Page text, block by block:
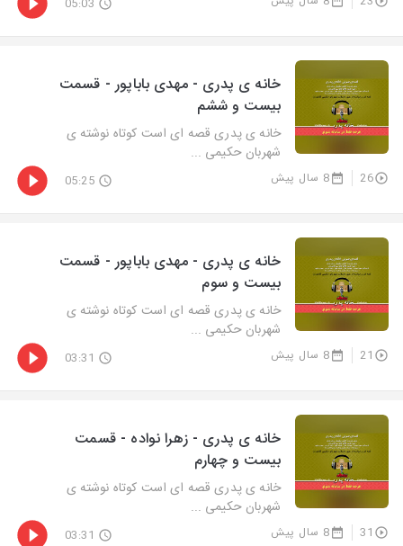
05:03
خانه ی پدری - مهدی باباپور - قسمت
بیست و ششم
خانه ی پدری قصه ای است کوتاه نوشته ی
شهربان حکیمی ...
26 8 سال پیش 05:25
خانه ی پدری - مهدی باباپور - قسمت
بیست و سوم
خانه ی پدری قصه ای است کوتاه نوشته ی
شهربان حکیمی ...
21 8 سال پیش 03:31
خانه ی پدری - زهرا نواده - قسمت
بیست و چهارم
خانه ی پدری قصه ای است کوتاه نوشته ی
شهربان حکیمی ...
31 8 سال پیش 03:31